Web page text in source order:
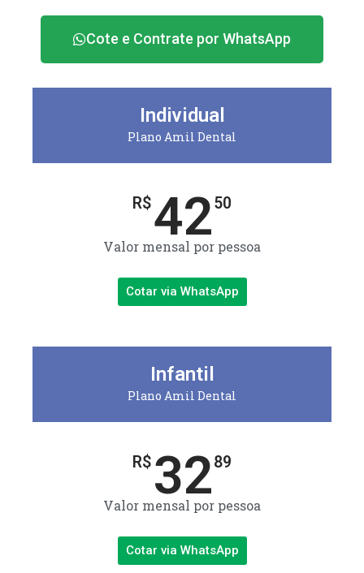
Cote e Contrate por WhatsApp
Individual
Plano Amil Dental
R$4250
Valor mensal por pessoa
Cotar via WhatsApp
Infantil
Plano Amil Dental
R$ 3289
Valor mensal por pessoa
Cotar via WhatsApp